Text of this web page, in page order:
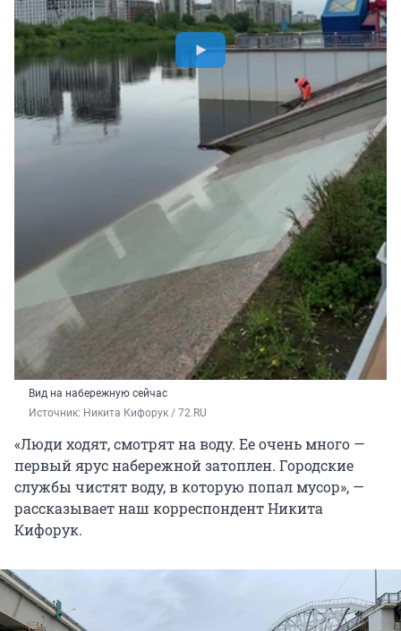
Вид на набережную сейчас
Источник: Никита Кифорук / 72.RU
«Люди ходят, смотрят на воду. Ее очень много —
первый ярус набережной затоплен. Городские
службы чистят воду, в которую попал мусор», —
рассказывает наш корреспондент Никита
Кифорук.